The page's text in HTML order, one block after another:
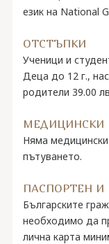
език на National
ОТСТЪПКИ
Ученици и
Деца до 12 г.,
родители 39.00
МЕДИЦИНСКИ
Няма медицински
пътуването.
ПАСПОРТЕН
Българските
необходимо да
лична карта